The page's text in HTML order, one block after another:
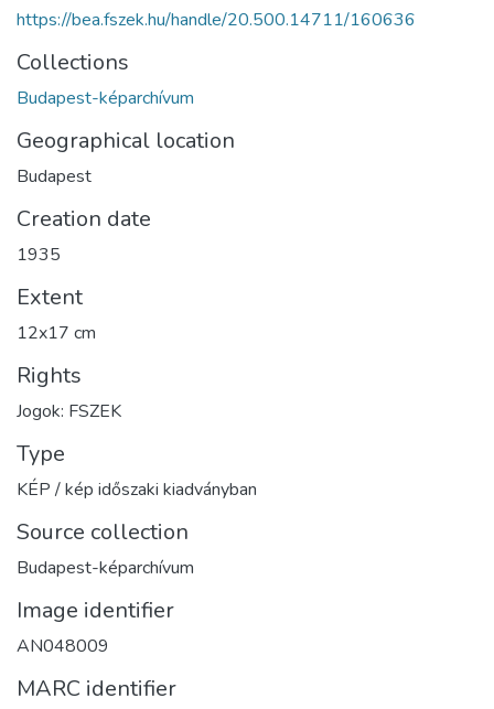
https://bea.fszek.hu/handle/20.500.14711/160636
Collections
Budapest-képarchívum
Geographical location
Budapest
Creation date
1935
Extent
12x17 cm
Rights
Jogok: FSZEK
Type
KÉP / kép időszaki kiadványban
Source collection
Budapest-képarchívum
Image identifier
AN048009
MARC identifier